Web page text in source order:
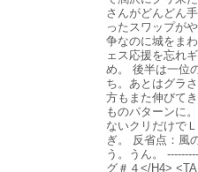
さんがどんどん
ったスワップが
争なのに城をま
ェス応援を忘れ
め。 後半は一位
ち。あとはグラ
方もまた伸びて
ものパターンに
ないクリだけで
ぎ。 反省点：風
う。うん。
グ＃４</H4>